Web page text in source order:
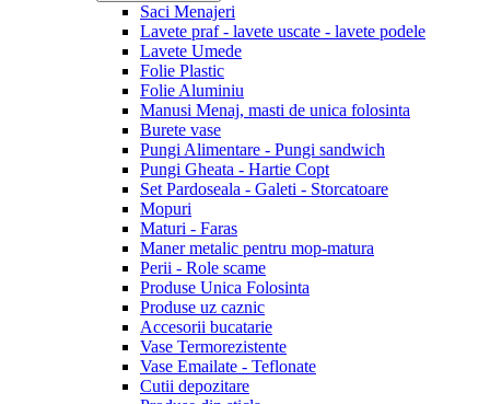
Saci Menajeri
Lavete praf - lavete uscate - lavete podele
Lavete Umede
Folie Plastic
Folie Aluminiu
Manusi Menaj, masti de unica folosinta
Burete vase
Pungi Alimentare - Pungi sandwich
Pungi Gheata - Hartie Copt
Set Pardoseala - Galeti - Storcatoare
Mopuri
Maturi - Faras
Maner metalic pentru mop-matura
Perii - Role scame
Produse Unica Folosinta
Produse uz caznic
Accesorii bucatarie
Vase Termorezistente
Vase Emailate - Teflonate
Cutii depozitare